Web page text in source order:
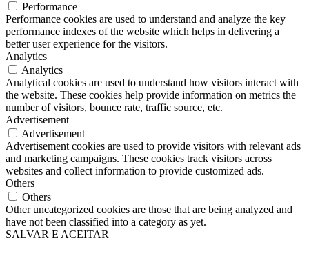
Performance
Performance cookies are used to understand and analyze the key
performance indexes of the website which helps in delivering a
better user experience for the visitors.
Analytics
Analytics
Analytical cookies are used to understand how visitors interact with
the website. These cookies help provide information on metrics the
number of visitors, bounce rate, traffic source, etc.
Advertisement
Advertisement
Advertisement cookies are used to provide visitors with relevant ads
and marketing campaigns. These cookies track visitors across
websites and collect information to provide customized ads.
Others
Others
Other uncategorized cookies are those that are being analyzed and
have not been classified into a category as yet.
SALVAR E ACEITAR